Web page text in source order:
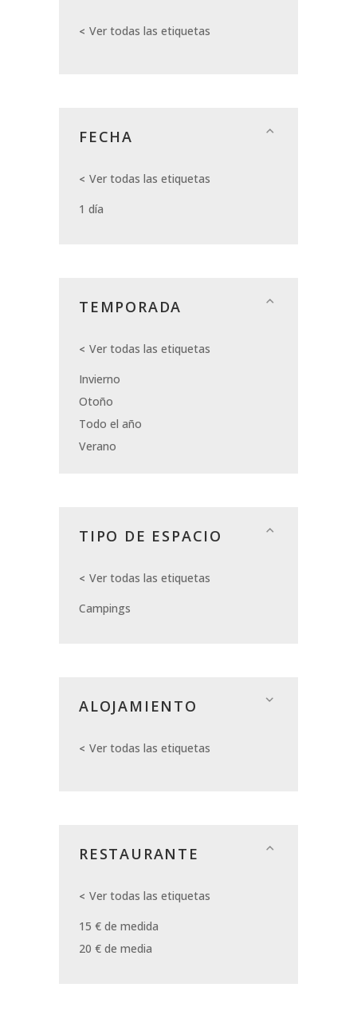
Ver todas las etiquetas
FECHA
Ver todas las etiquetas
1 día
TEMPORADA
Ver todas las etiquetas
Invierno
Otoño
Todo el año
Verano
TIPO DE ESPACIO
Ver todas las etiquetas
Campings
ALOJAMIENTO
Ver todas las etiquetas
RESTAURANTE
Ver todas las etiquetas
15 € de medida
20 € de media